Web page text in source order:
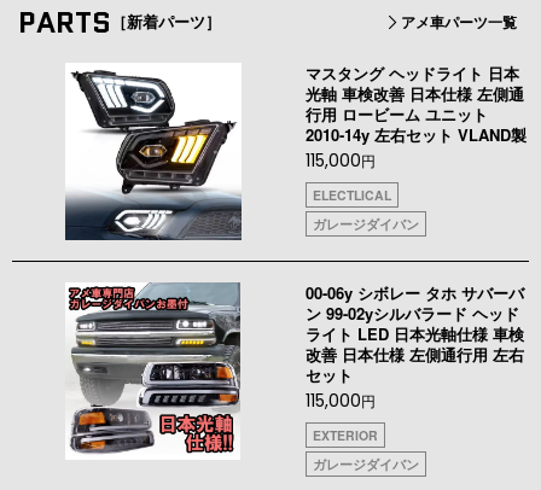
PARTS ［新着パーツ］ アメ車パーツ一覧
マスタング ヘッドライト 日本
光軸 車検改善 日本仕様 左側通
行用 ロービーム ユニット
2010-14y 左右セット VLAND製
115,000円
ELECTLICAL
ガレージダイバン
00-06y シボレー タホ サバーバ
ン 99-02yシルバラード ヘッド
ライト LED 日本光軸仕様 車検
改善 日本仕様 左側通行用 左右
セット
115,000円
EXTERIOR
ガレージダイバン